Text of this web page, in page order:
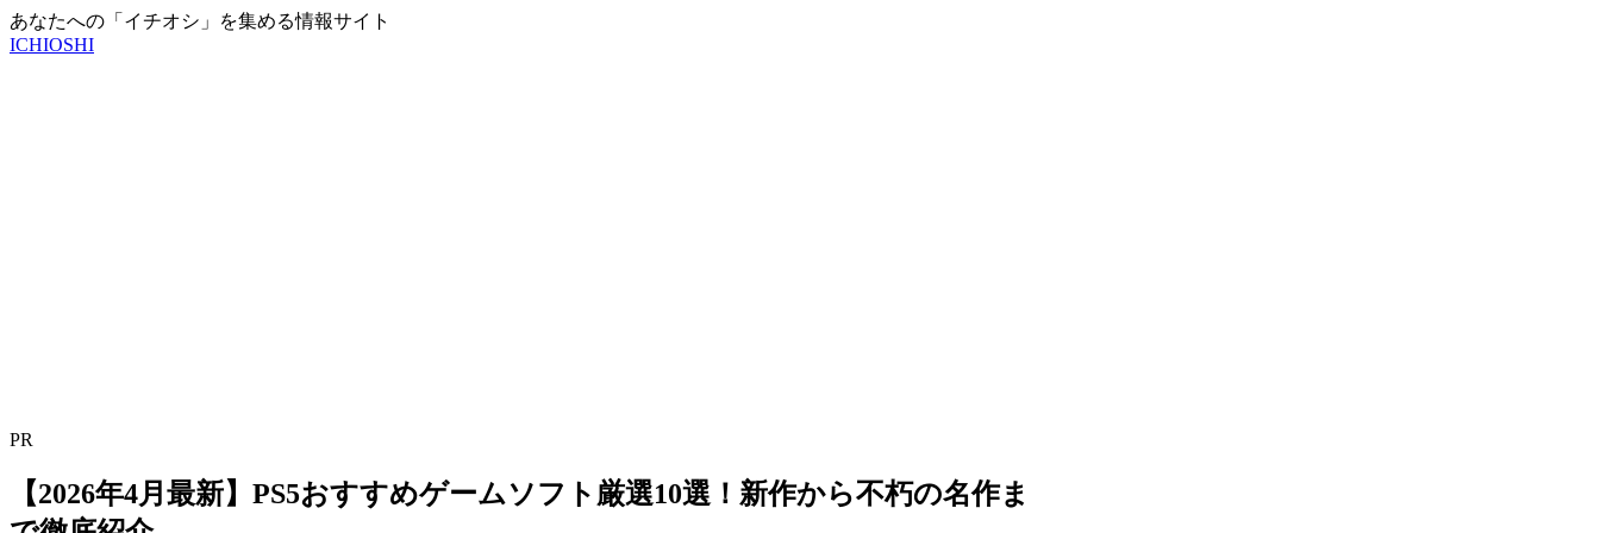
あなたへの「イチオシ」を集める情報サイト
ICHIOSHI
PR
【2026年4月最新】PS5おすすめゲームソフト厳選10選！新作から不朽の名作ま